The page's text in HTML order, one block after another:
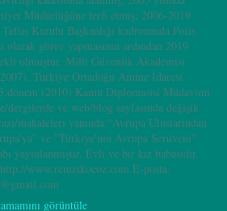
Müdürlüğüne terfi etmiş; 2006-2019
Teftiş Kurulu Başkanlığı kadrosunda Polis
olarak görev yapmasının ardından 2019
olmuştur. Milli Güvenlik Akademisi
Türkiye Ortadoğu Amme İdaresi
(2010) Kamu Diplomasisi Müdavimi
dergilerde ve web/blog sayfasında değişik
makaleleri yanında "Avrupa Uluslarından
ve "Türkiye'nin Avrupa Serüveni"
yayınlanmıştır. Evli ve bir kız babasıdır.
www.remzikocoz.com E-posta:
görüntüle